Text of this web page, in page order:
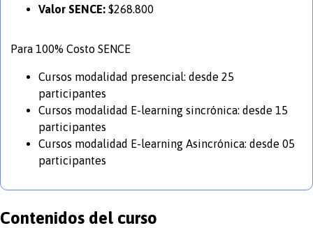
Valor SENCE:$268.800
Para 100% Costo SENCE
Cursos modalidad presencial: desde 25
participantes
Cursos modalidad E-learning sincrónica: desde 15
participantes
Cursos modalidad E-learning Asincrónica: desde 05
participantes
Contenidos del curso